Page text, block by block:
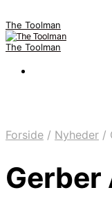
The Toolman
The Toolman
Forside / Nyheder /
Gerber